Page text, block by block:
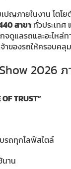
ปญภายในงาน โตโ
สาขา ทั่วประเท
จดูแลรถและอะไหล่ท
าของรถให้ครอบคลุ
2026 ภ
OF TRUST”
รถทุกไลฟ์สไตล์
นาน